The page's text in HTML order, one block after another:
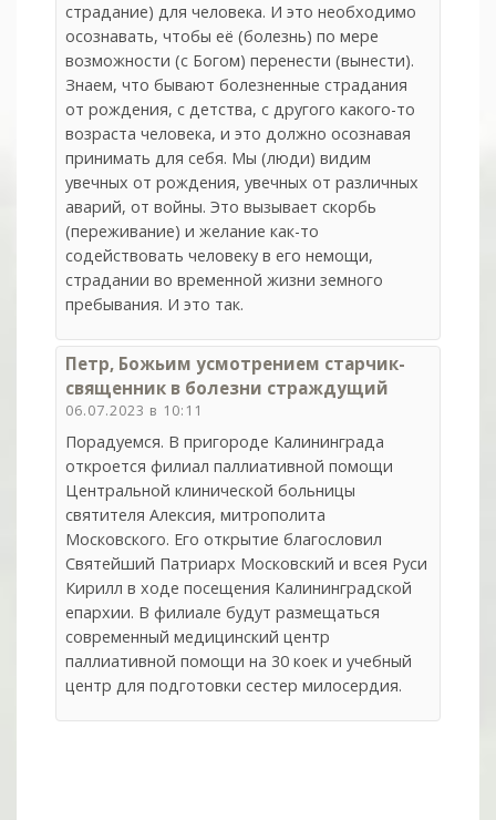
страдание) для человека. И это необходимо
осознавать, чтобы её (болезнь) по мере
возможности (с Богом) перенести (вынести).
Знаем, что бывают болезненные страдания
от рождения, с детства, с другого какого-то
возраста человека, и это должно осознавая
принимать для себя. Мы (люди) видим
увечных от рождения, увечных от различных
аварий, от войны. Это вызывает скорбь
(переживание) и желание как-то
содействовать человеку в его немощи,
страдании во временной жизни земного
пребывания. И это так.
Петр, Божьим усмотрением старчик-
священник в болезни страждущий
06.07.2023 в 10:11
Порадуемся. В пригороде Калининграда
откроется филиал паллиативной помощи
Центральной клинической больницы
святителя Алексия, митрополита
Московского. Его открытие благословил
Святейший Патриарх Московский и всея Руси
Кирилл в ходе посещения Калининградской
епархии. В филиале будут размещаться
современный медицинский центр
паллиативной помощи на 30 коек и учебный
центр для подготовки сестер милосердия.